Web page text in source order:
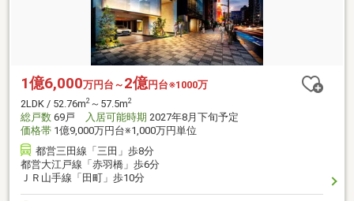
1億6,000万円台～ 2億円台※1000万
2LDK / 52.76m2 ～57.5m2
総戸数 69戸 入居可能時期 2027年8月下旬予定
価格帯 1億9,000万円台※1,000万円単位
都営三田線「三田」歩8分
都営大江戸線「赤羽橋」歩6分
ＪＲ山手線「田町」歩10分